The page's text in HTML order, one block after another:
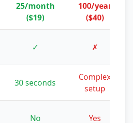
25/month
($19)
100/year
($40)
✓ ✗
30 seconds
Complex
setup
No Yes